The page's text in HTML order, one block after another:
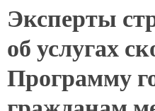
Эксперты
об услугах
Программу